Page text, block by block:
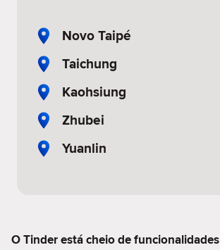
Novo Taipé
Taichung
Kaohsiung
Zhubei
Yuanlin
O Tinder está cheio de